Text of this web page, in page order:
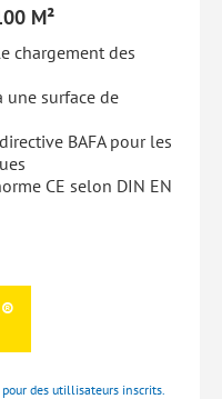
M²
chargement des
une surface de
BAFA pour les
CE selon DIN EN
des utillisateurs inscrits.